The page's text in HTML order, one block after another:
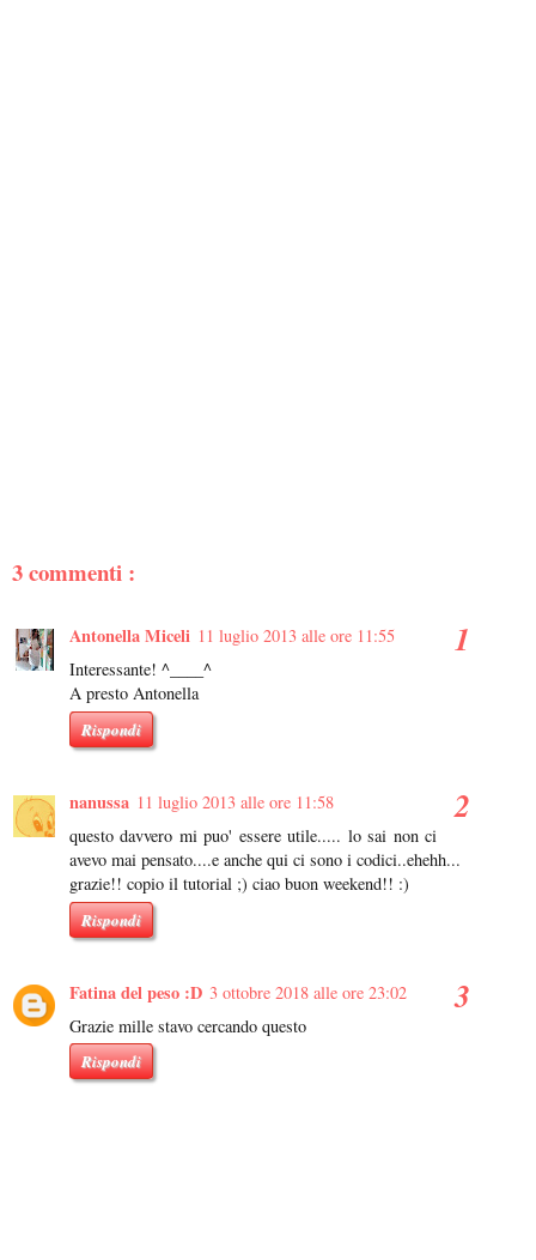
3 commenti :
Antonella Miceli 11 luglio 2013 alle ore 11:55
Interessante! ^____^
A presto Antonella
Rispondi
nanussa 11 luglio 2013 alle ore 11:58
questo davvero mi puo' essere utile..... lo sai non ci
avevo mai pensato....e anche qui ci sono i codici..ehehh...
grazie!! copio il tutorial ;) ciao buon weekend!! :)
Rispondi
Fatina del peso :D 3 ottobre 2018 alle ore 23:02
Grazie mille stavo cercando questo
Rispondi